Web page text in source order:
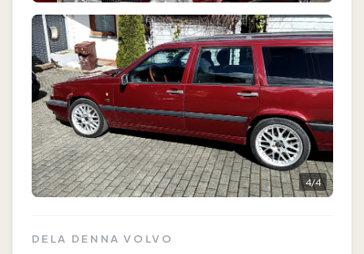
4/4
DELA DENNA VOLVO